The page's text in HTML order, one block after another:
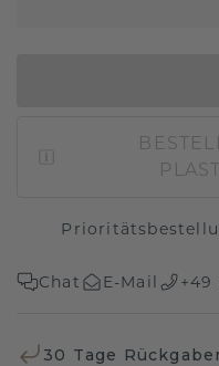
Chat E-Mail +49
30 Tage